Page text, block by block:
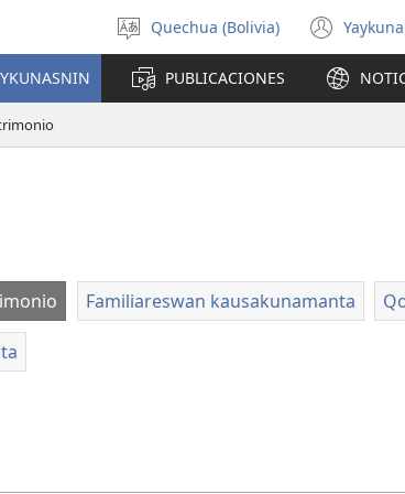
Select
language
Quechua (Bolivia)
new
PUBLICACIONES
Familiareswan kausakunamanta